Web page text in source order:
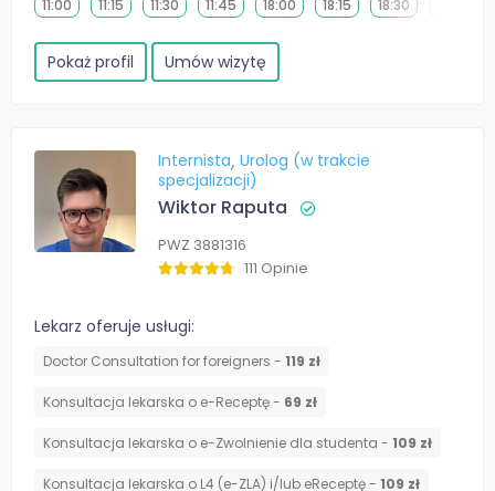
11:00 11:15 11:30 11:45 18:00 18:15 18:30
Pokaż profil Umów wizytę
Internista Urolog (w trakcie
specjalizacji)
Wiktor Raputa
PWZ 3881316
111 Opinie
Lekarz oferuje usługi:
Doctor Consultation for foreigners - 119 zł
Konsultacja lekarska o e-Receptę - 69 zł
Konsultacja lekarska o e-Zwolnienie dla studenta - 109 zł
Konsultacja lekarska o L4 (e-ZLA) i/lub eReceptę - 109 zł